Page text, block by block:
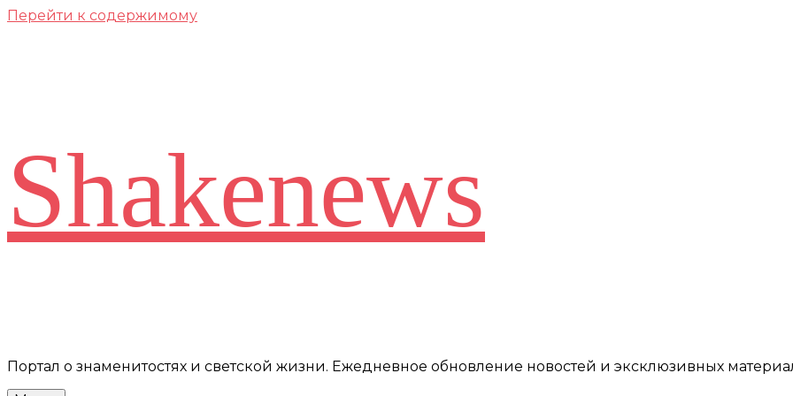
Перейти к содержимому
Shakenews
Портал о знаменитостях и светской жизни. Ежедневное обновление новостей и эксклюзивных